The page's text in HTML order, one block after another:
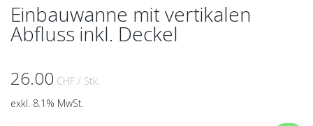
Einbauwanne mit vertikalen
Abfluss inkl. Deckel
26.00 CHF / Stk.
exkl. 8.1% MwSt.